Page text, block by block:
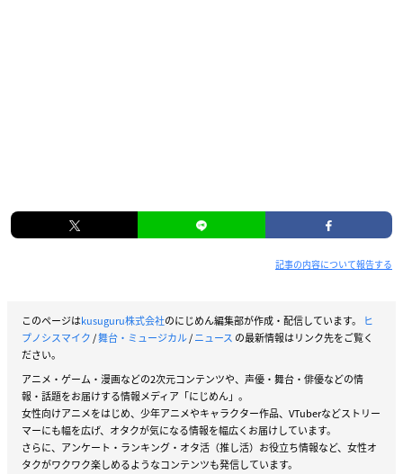
記事の内容について報告する
このページはkusuguru株式会社のにじめん編集部が作成・配信しています。
ヒ
プノシスマイク/舞台・ミュージカル/ニュース の最新情報はリンク先をご覧く
ださい。
アニメ・ゲーム・漫画などの2次元コンテンツや、声優・舞台・俳優などの情
報・話題をお届けする情報メディア「にじめん」。
女性向けアニメをはじめ、少年アニメやキャラクター作品、VTuberなどストリー
マーにも幅を広げ、オタクが気になる情報を幅広くお届けしています。
さらに、アンケート・ランキング・オタ活（推し活）お役立ち情報など、女性オ
タクがワクワク楽しめるようなコンテンツも発信しています。